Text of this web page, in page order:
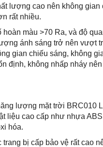
lượng cao nên không gian
rất nhiều.
màu >70 Ra, và độ
ánh sáng trở nên vượt
gian chiếu sáng, không
định, không nhấp nháy
lượng mặt trời BRC010
liệu cao cấp như nhựa
hóa.
bị cấp bảo vệ rất cao